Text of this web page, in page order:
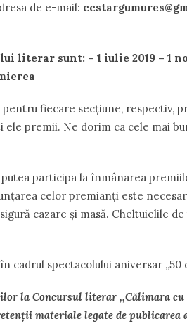
de e-mail:
literar sunt: – 1 iulie 2019 – 1
fiecare secțiune, respectiv,
ele premii. Ne dorim ca cele mai
participa la înmânarea
celor premianți este
cazare şi masă. Cheltuielile
cadrul spectacolului aniversar ,,50
la Concursul literar ,,Călimara cu
materiale legate de publicarea